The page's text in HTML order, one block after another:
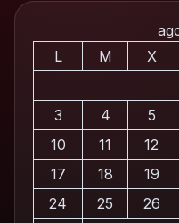
L
M X
3
4 5
10
11 12
17
18 19
24
25 26